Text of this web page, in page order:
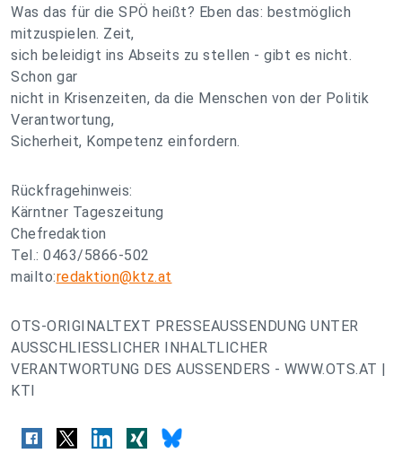
Was das für die SPÖ heißt? Eben das: bestmöglich
mitzuspielen. Zeit,
sich beleidigt ins Abseits zu stellen - gibt es nicht.
Schon gar
nicht in Krisenzeiten, da die Menschen von der Politik
Verantwortung,
Sicherheit, Kompetenz einfordern.
Rückfragehinweis:
Kärntner Tageszeitung
Chefredaktion
Tel.: 0463/5866-502
mailto:redaktion@ktz.at
OTS-ORIGINALTEXT PRESSEAUSSENDUNG UNTER
AUSSCHLIESSLICHER INHALTLICHER
VERANTWORTUNG DES AUSSENDERS - WWW.OTS.AT |
KTI